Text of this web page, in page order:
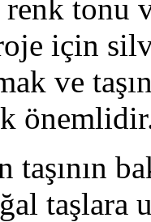
renk tonu
için
ve
taşının
taşlara